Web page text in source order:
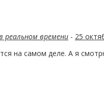
реальном времени - 25
на самом деле. А я